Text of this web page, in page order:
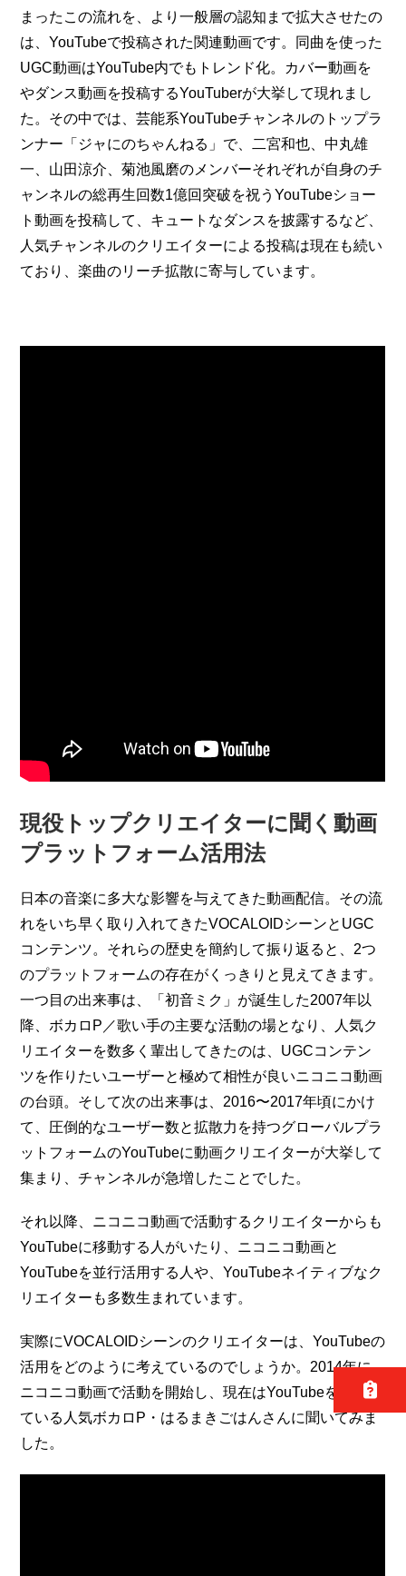
まったこの流れを、より一般層の認知まで拡大させたの
は、YouTubeで投稿された関連動画です。同曲を使った
UGC動画はYouTube内でもトレンド化。カバー動画を
やダンス動画を投稿するYouTuberが大挙して現れまし
た。その中では、芸能系YouTubeチャンネルのトップラ
ンナー「ジャにのちゃんねる」で、二宮和也、中丸雄
一、山田涼介、菊池風磨のメンバーそれぞれが自身のチ
ャンネルの総再生回数1億回突破を祝うYouTubeショー
ト動画を投稿して、キュートなダンスを披露するなど、
人気チャンネルのクリエイターによる投稿は現在も続い
ており、楽曲のリーチ拡散に寄与しています。
現役トップクリエイターに聞く動画
プラットフォーム活用法
日本の音楽に多大な影響を与えてきた動画配信。その流
れをいち早く取り入れてきたVOCALOIDシーンとUGC
コンテンツ。それらの歴史を簡約して振り返ると、2つ
のプラットフォームの存在がくっきりと見えてきます。
一つ目の出来事は、「初音ミク」が誕生した2007年以
降、ボカロP／歌い手の主要な活動の場となり、人気ク
リエイターを数多く輩出してきたのは、UGCコンテン
ツを作りたいユーザーと極めて相性が良いニコニコ動画
の台頭。そして次の出来事は、2016〜2017年頃にかけ
て、圧倒的なユーザー数と拡散力を持つグローバルプラ
ットフォームのYouTubeに動画クリエイターが大挙して
集まり、チャンネルが急増したことでした。
それ以降、ニコニコ動画で活動するクリエイターからも
YouTubeに移動する人がいたり、ニコニコ動画と
YouTubeを並行活用する人や、YouTubeネイティブなク
リエイターも多数生まれています。
実際にVOCALOIDシーンのクリエイターは、YouTubeの
活用をどのように考えているのでしょうか。2014年に
ニコニコ動画で活動を開始し、現在はYouTubeを併用し
ている人気ボカロP・はるまきごはんさんに聞いてみま
した。